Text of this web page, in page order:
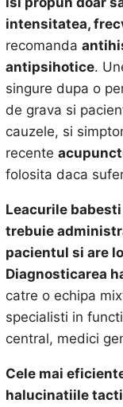
intensitatea,
recomanda
antipsihotice.
singure dupa o
de grava si
cauzele, si
recente
folosita daca
Leacurile
trebuie
pacientul si are
Diagnosticarea
catre o echipa
specialisti in
central, medici
Cele mai
halucinatiile